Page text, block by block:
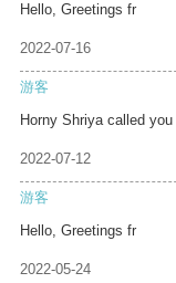
Hello, Greetings fr
2022-07-16
游客
Horny Shriya called you
2022-07-12
游客
Hello, Greetings fr
2022-05-24